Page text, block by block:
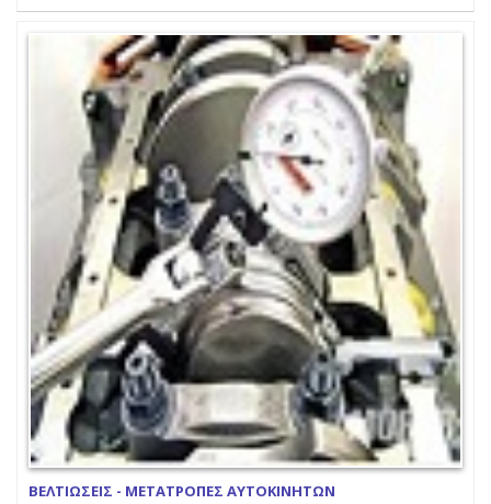
ΒΕΛΤΙΩΣΕΙΣ - ΜΕΤΑΤΡΟΠΕΣ ΑΥΤΟΚΙΝΗΤΩΝ